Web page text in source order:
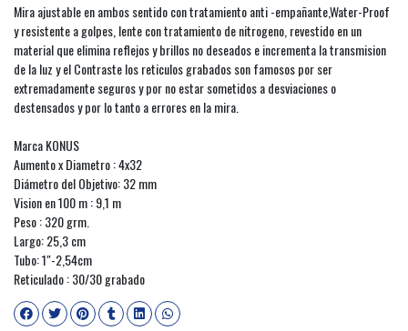
Mira ajustable en ambos sentido con tratamiento anti -empañante,Water-Proof
y resistente a golpes, lente con tratamiento de nitrogeno, revestido en un
material que elimina reflejos y brillos no deseados e incrementa la transmision
de la luz y el Contraste los reticulos grabados son famosos por ser
extremadamente seguros y por no estar sometidos a desviaciones o
destensados y por lo tanto a errores en la mira.
Marca KONUS
Aumento x Diametro : 4x32
Diámetro del Objetivo: 32 mm
Vision en 100 m : 9,1 m
Peso : 320 grm.
Largo: 25,3 cm
Tubo: 1"-2,54cm
Reticulado : 30/30 grabado